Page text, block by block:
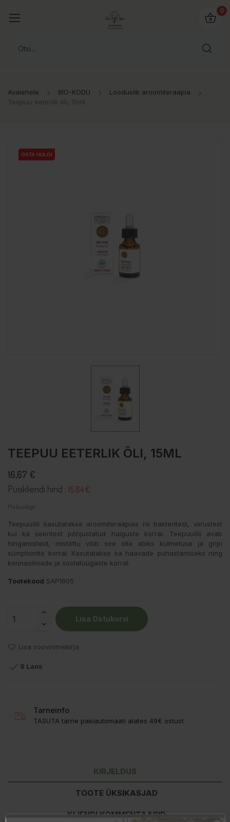
0
Avalehele BIO-KODU
Looduslik aroomiteraapia
Teepuu eeterlik õli, 15ml
OSTA HULGI
OSTA HULGI
TEEPUU EETERLIK ÕLI, 15ML
16,67 €
Püsikliendi hind : 15.84 €
Maksudega
Teepuuõli kasutatakse aroomiteraapias nii bakteritest, viirustest
kui ka seentest põhjustatud haiguste korral. Teepuuõli avab
hingamisteid, mistõttu võib see olla abiks külmetuse ja gripi
sümptomite korral. Kasutatakse ka haavade puhastamiseks ning
konnasilmade ja soolatüügaste korral.
Tootekood SAP1605
Lisa Ostukorvi
Lisa soovinimekirja
 8 Laos
Tarneinfo
TASUTA tarne pakiautomaati alates 49€ ostust
KIRJELDUS
TOOTE ÜKSIKASJAD
KLIENDI KOMMENTAARID